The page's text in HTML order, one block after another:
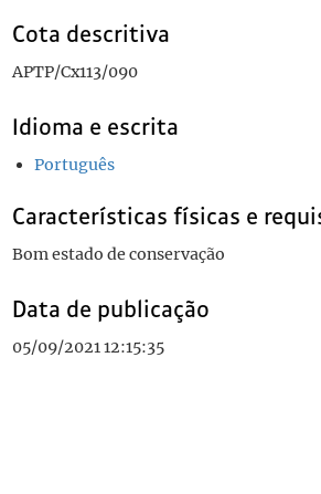
Cota descritiva
APTP/Cx113/090
Idioma e escrita
Português
Características físicas e
Bom estado de conservação
Data de publicação
05/09/2021 12:15:35